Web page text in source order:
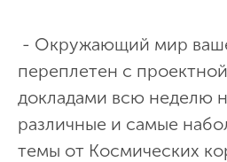
- Окружающий мир
переплетен с
докладами всю неделю
различные и самые
темы от Космических